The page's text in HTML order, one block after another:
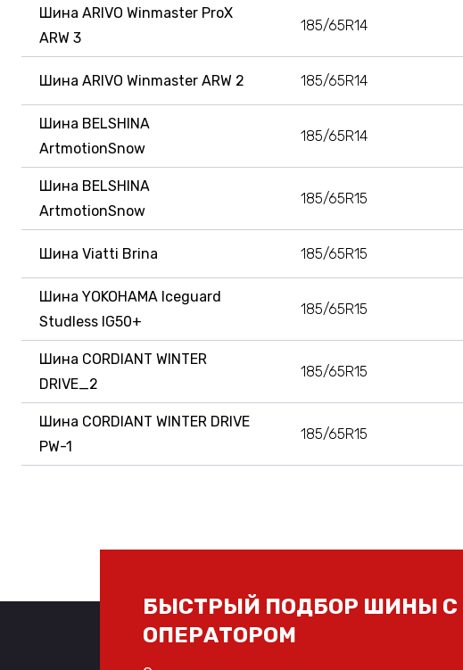
Шина ARIVO Winmaster ProX
ARW 3
185/65R14
Шина ARIVO Winmaster ARW 2 185/65R14
Шина BELSHINA
ArtmotionSnow
185/65R14
Шина BELSHINA
ArtmotionSnow
185/65R15
Шина Viatti Brina 185/65R15
Шина YOKOHAMA Iceguard
Studless IG50+
185/65R15
Шина CORDIANT WINTER
DRIVE_2
185/65R15
Шина CORDIANT WINTER DRIVE
PW-1
185/65R15
БЫСТРЫЙ ПОДБОР ШИНЫ С
ОПЕРАТОРОМ